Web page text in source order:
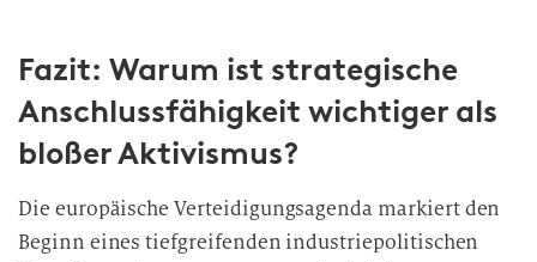
Fazit: Warum ist strategische
Anschlussfähigkeit wichtiger als
bloßer Aktivismus?
Die europäische Verteidigungsagenda markiert den
Beginn eines tiefgreifenden industriepolitischen